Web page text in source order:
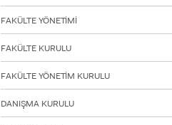
ayarlamak
için
Control-
F11'e
Erişilebilirlik
için
FAKÜLTE YÖNETİMİ
FAKÜLTE KURULU
FAKÜLTE YÖNETİM KURULU
DANIŞMA KURULU